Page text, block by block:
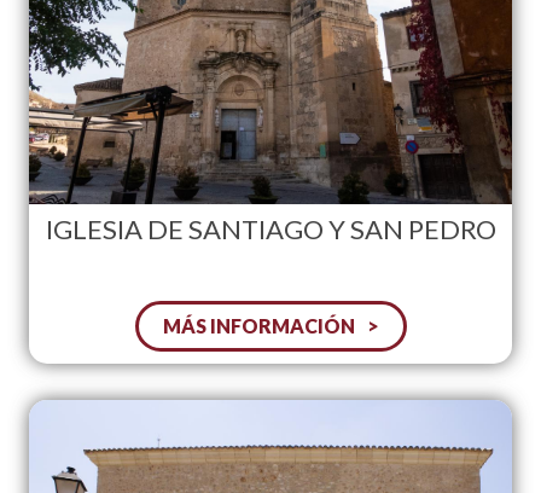
IGLESIA DE SANTIAGO Y SAN PEDRO
MÁS INFORMACIÓN